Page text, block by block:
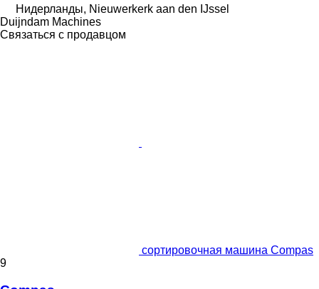
Нидерланды, Nieuwerkerk aan den IJssel
Duijndam Machines
Связаться с продавцом
сортировочная машина Compas
9